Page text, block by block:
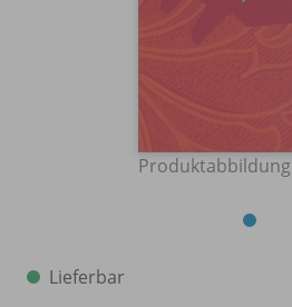
Produktabbildung
Lieferbar